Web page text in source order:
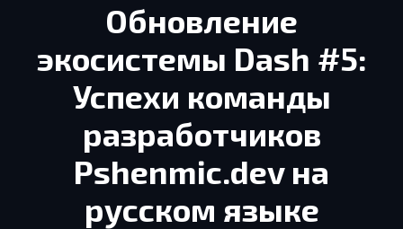
Обновление
экосистемы Dash #5:
Успехи команды
разработчиков
Pshenmic.dev на
русском языке